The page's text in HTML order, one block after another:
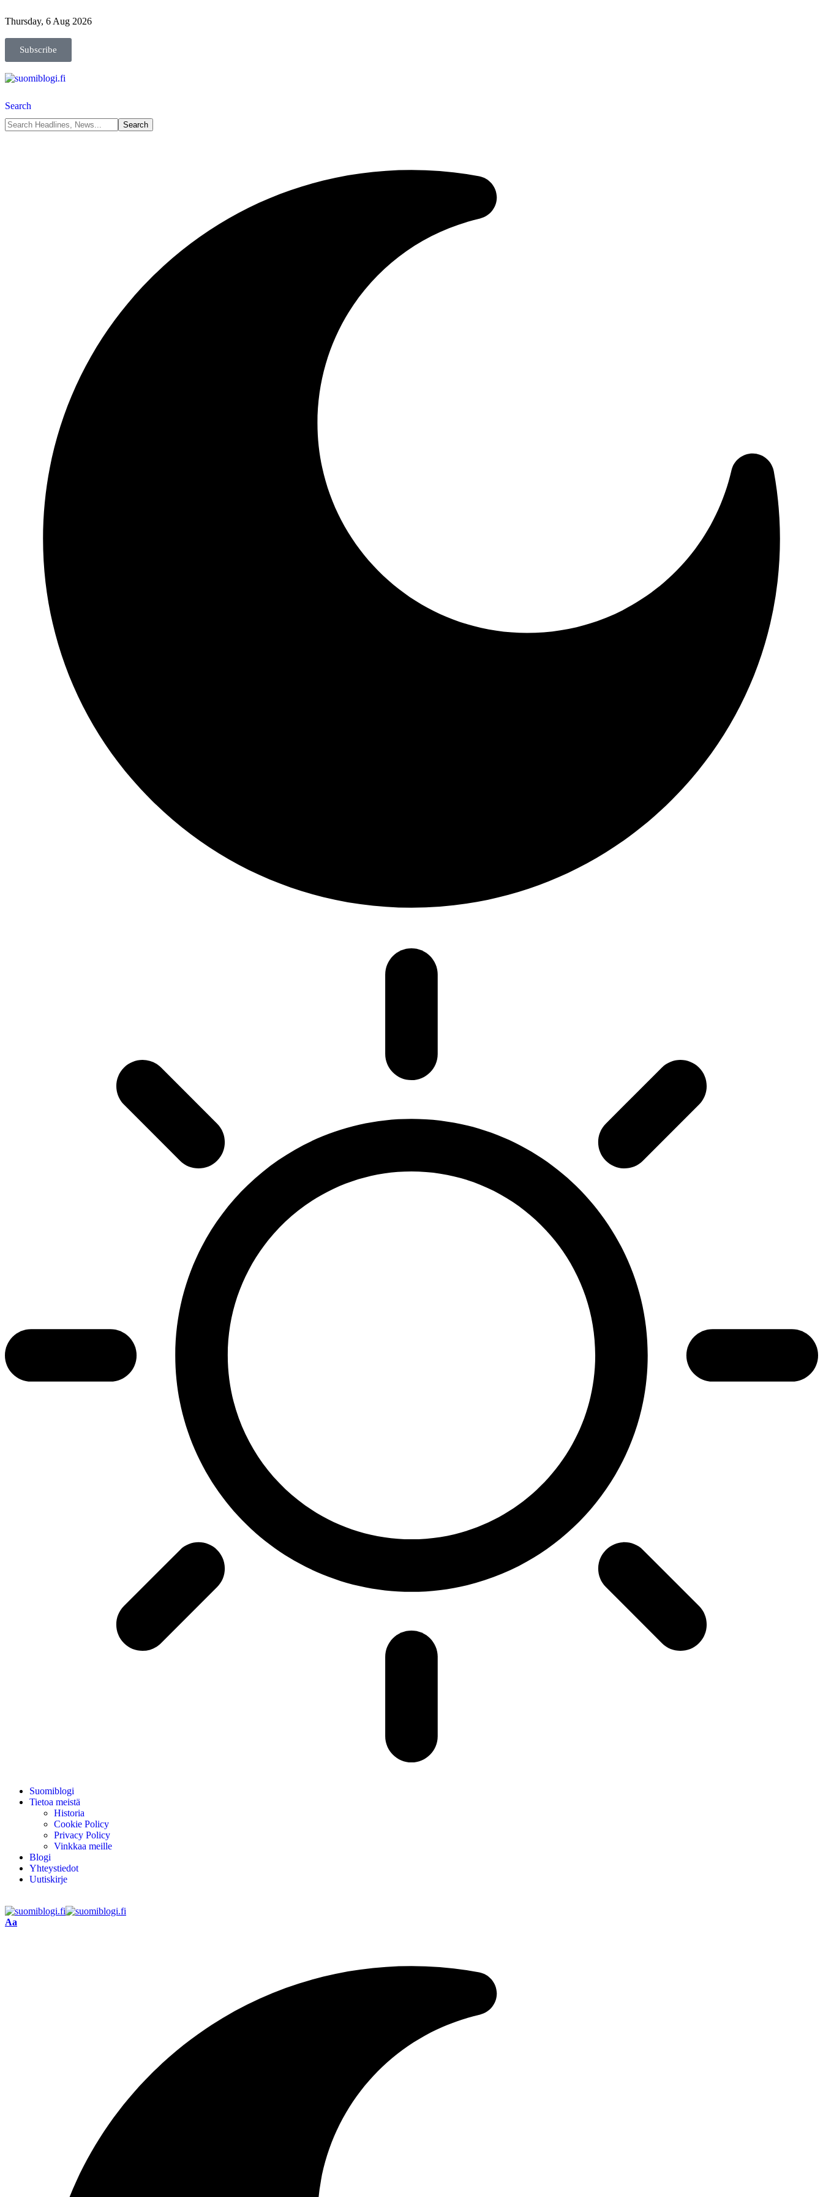
Thursday, 6 Aug 2026
Subscribe
Search
Suomiblogi
Tietoa meistä
Historia
Cookie Policy
Privacy Policy
Vinkkaa meille
Blogi
Yhteystiedot
Uutiskirje
Aa